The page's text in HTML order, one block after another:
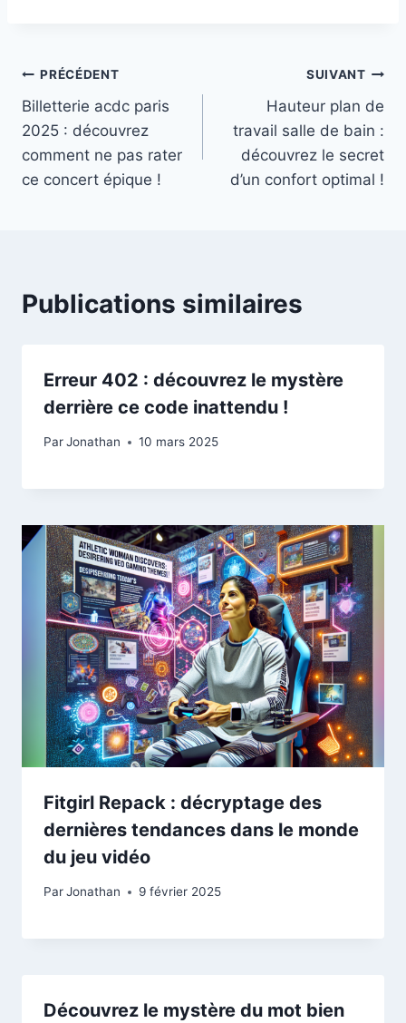
Navigation
de
l’article
PRÉCÉDENT
Billetterie acdc paris
2025 : découvrez
comment ne pas rater
ce concert épique !
SUIVANT
Hauteur plan de
travail salle de bain :
découvrez le secret
d’un confort optimal !
Publications similaires
Erreur 402 : découvrez le mystère
derrière ce code inattendu !
ParJonathan 10 mars 2025
Fitgirl Repack : décryptage des
dernières tendances dans le monde
du jeu vidéo
ParJonathan 9 février 2025
Découvrez le mystère du mot bien